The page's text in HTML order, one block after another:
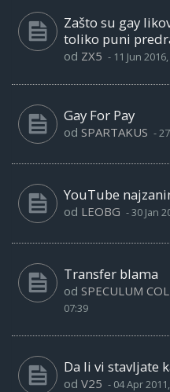
Zašto su gay
toliko puni
od ZX5 - 11 Jun
Gay For Pay
od SPARTAKUS -
YouTube
od LEOBG -30 Jan
Transfer blama
od SPECULUM
07:39
Da li vi stavljate
od V25 - 04 Apr